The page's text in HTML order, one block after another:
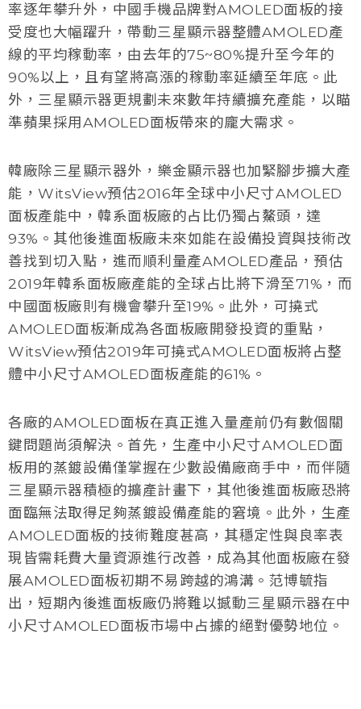
率逐年攀升外，中國手機品牌對AMOLED面板的接
受度也大幅躍升，帶動三星顯示器整體AMOLED產
線的平均稼動率，由去年的75~80%提升至今年的
90%以上，且有望將高漲的稼動率延續至年底。此
外，三星顯示器更規劃未來數年持續擴充產能，以瞄
準蘋果採用AMOLED面板帶來的龐大需求。
韓廠除三星顯示器外，樂金顯示器也加緊腳步擴大產
能，WitsView預估2016年全球中小尺寸AMOLED
面板產能中，韓系面板廠的占比仍獨占鰲頭，達
93%。其他後進面板廠未來如能在設備投資與技術改
善找到切入點，進而順利量產AMOLED產品，預估
2019年韓系面板廠產能的全球占比將下滑至71%，而
中國面板廠則有機會攀升至19%。此外，可撓式
AMOLED面板漸成為各面板廠開發投資的重點，
WitsView預估2019年可撓式AMOLED面板將占整
體中小尺寸AMOLED面板產能的61%。
各廠的AMOLED面板在真正進入量產前仍有數個關
鍵問題尚須解決。首先，生產中小尺寸AMOLED面
板用的蒸鍍設備僅掌握在少數設備廠商手中，而伴隨
三星顯示器積極的擴產計畫下，其他後進面板廠恐將
面臨無法取得足夠蒸鍍設備產能的窘境。此外，生產
AMOLED面板的技術難度甚高，其穩定性與良率表
現皆需耗費大量資源進行改善，成為其他面板廠在發
展AMOLED面板初期不易跨越的鴻溝。范博毓指
出，短期內後進面板廠仍將難以撼動三星顯示器在中
小尺寸AMOLED面板市場中占據的絕對優勢地位。